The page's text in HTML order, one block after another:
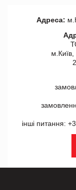
Адреса:
інші питання: